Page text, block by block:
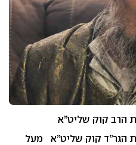
הרב קוק שליט”א
הגר”ד קוק שליט”א מעל